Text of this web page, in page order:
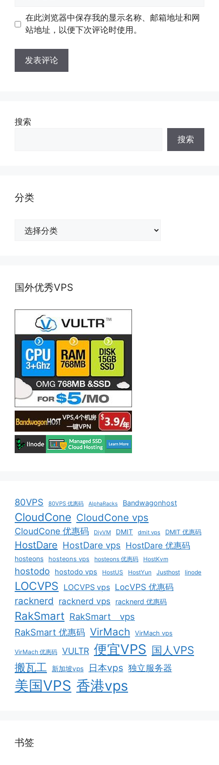
址
址
在此浏览器中保存我的显示名称、邮箱地址和网
站地址，以便下次评论时使用。
搜索
搜索
分类
国外优秀VPS
80VPS 80VPS 优惠码 AlphaRacks Bandwagonhost
CloudCone CloudCone vps
CloudCone 优惠码 DiyVM DMIT dmit vps DMIT 优惠码
HostDare HostDare vps HostDare 优惠码
hosteons hosteons vps hosteons 优惠码 HostKvm
hostodo hostodo vps HostUS HostYun Justhost linode
LOCVPS LOCVPS vps LocVPS 优惠码
racknerd racknerd vps racknerd 优惠码
RakSmart RakSmart vps
RakSmart 优惠码 VirMach VirMach vps
VirMach 优惠码 VULTR 便宜VPS 国人VPS
搬瓦工
新加坡vps 日本vps 独立服务器
美国VPS 香港vps
书签